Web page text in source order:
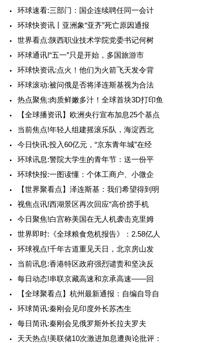
环球速看:三部门：国企连续聘任同一会计
环球快资讯丨亚洲象“亚齐”死亡原因通报
世界看点:陕西职业技术学院党委书记何树
环球通讯!“五一”只是开始，多国旅游市
环球快资讯:点火！他们为火箭飞天发令背
环球滚动:被问俄是否将泽连斯基视为合法
热点聚焦:肉质鲜嫩多汁！全球首块3D打印鱼
【全球播资讯】欧洲央行宣布加息25个基点
当前焦点!年轻人组建摇滚乐队，海淀西北
今日快讯:投入60亿元，“京东青年城”在经
环球讯息:警院大学生的青年节：送一份平
环球快报:一图读懂：个体工商户、小微企
【世界聚看点】泽连斯基：我们希望得到明
视焦点讯!西湖景区再次回应“高价捞手机
今日聚焦!白宫称美国在无人机袭击克里姆
世界即时:《全球粮食危机报告》：2.58亿人
环球视点!千年古道重见天日，北京房山发
当前讯息:香港特区政府强烈谴责和坚决反
每日动态!串联京藏高速和京承高速——回
【全球聚看点】杭州最新通报：自编自导自
环球简讯:秦刚会见印度外长苏杰生
每日简讯:秦刚会见俄罗斯外长拉夫罗夫
天天热点!美联储10次激进加息遭舆论批评：